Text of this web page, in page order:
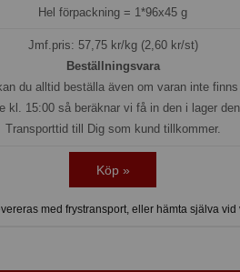
Hel förpackning = 1*96x45 g
Jmf.pris: 57,75kr/kg (2,60 kr/st)
Beställningsvara
du alltid beställa även om varan inte finns
kl. 15:00 så beräknar vi få in den i lager
Transporttid till Dig som kund tillkommer.
Köp »
med frystransport, eller hämta själva vid